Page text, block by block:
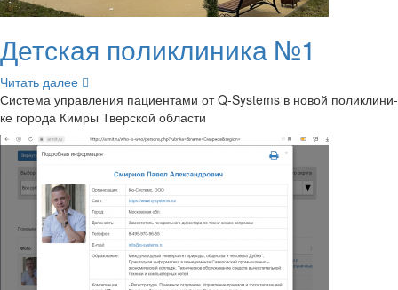
Дет­ская по­ли­кли­ни­ка №1
Чи­тать далее
Си­сте­ма управ­ле­ния па­ци­ен­та­ми от Q-​Systems в новой по­ли­кли­ни­
ке го­ро­да Кимры Твер­ской об­ла­сти